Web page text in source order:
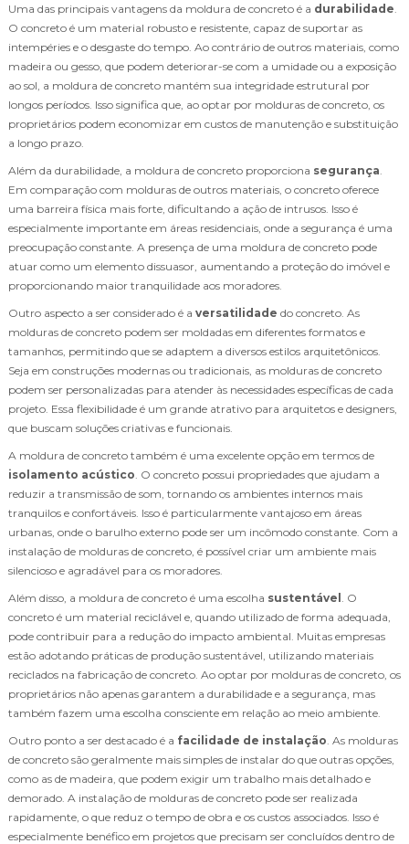
Uma das principais vantagens da moldura de concreto é a durabilidade
O concreto é um material robusto e resistente, capaz de suportar as
intempéries e o desgaste do tempo. Ao contrário de outros materiais, como
madeira ou gesso, que podem deteriorar-se com a umidade ou a exposição
ao sol, a moldura de concreto mantém sua integridade estrutural por
longos períodos. Isso significa que, ao optar por molduras de concreto, os
proprietários podem economizar em custos de manutenção e substituição
a longo prazo.
Além da durabilidade, a moldura de concreto proporciona segurança
Em comparação com molduras de outros materiais, o concreto oferece
uma barreira física mais forte, dificultando a ação de intrusos. Isso é
especialmente importante em áreas residenciais, onde a segurança é uma
preocupação constante. A presença de uma moldura de concreto pode
atuar como um elemento dissuasor, aumentando a proteção do imóvel e
proporcionando maior tranquilidade aos moradores.
Outro aspecto a ser considerado é a versatilidade do concreto. As
molduras de concreto podem ser moldadas em diferentes formatos e
tamanhos, permitindo que se adaptem a diversos estilos arquitetônicos.
Seja em construções modernas ou tradicionais, as molduras de concreto
podem ser personalizadas para atender às necessidades específicas de cada
projeto. Essa flexibilidade é um grande atrativo para arquitetos e designers,
que buscam soluções criativas e funcionais.
A moldura de concreto também é uma excelente opção em termos de
isolamento acústico . O concreto possui propriedades que ajudam a
reduzir a transmissão de som, tornando os ambientes internos mais
tranquilos e confortáveis. Isso é particularmente vantajoso em áreas
urbanas, onde o barulho externo pode ser um incômodo constante. Com a
instalação de molduras de concreto, é possível criar um ambiente mais
silencioso e agradável para os moradores.
Além disso, a moldura de concreto é uma escolha sustentável . O
concreto é um material reciclável e, quando utilizado de forma adequada,
pode contribuir para a redução do impacto ambiental. Muitas empresas
estão adotando práticas de produção sustentável, utilizando materiais
reciclados na fabricação de concreto. Ao optar por molduras de concreto, os
proprietários não apenas garantem a durabilidade e a segurança, mas
também fazem uma escolha consciente em relação ao meio ambiente.
Outro ponto a ser destacado é a facilidade de instalação . As molduras
de concreto são geralmente mais simples de instalar do que outras opções,
como as de madeira, que podem exigir um trabalho mais detalhado e
demorado. A instalação de molduras de concreto pode ser realizada
rapidamente, o que reduz o tempo de obra e os custos associados. Isso é
especialmente benéfico em projetos que precisam ser concluídos dentro de